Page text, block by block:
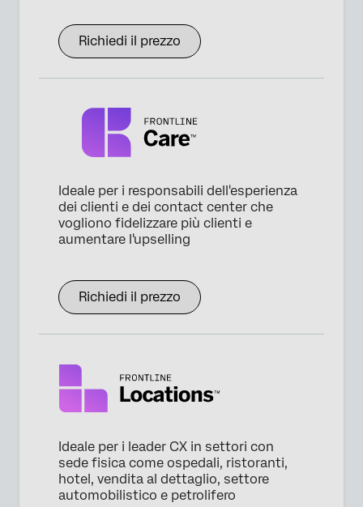
Richiedi il prezzo
Ideale per i responsabili dell'esperienza
dei clienti e dei contact center che
vogliono fidelizzare più clienti e
aumentare l'upselling
Richiedi il prezzo
Ideale per i leader CX in settori con
sede fisica come ospedali, ristoranti,
hotel, vendita al dettaglio, settore
automobilistico e petrolifero